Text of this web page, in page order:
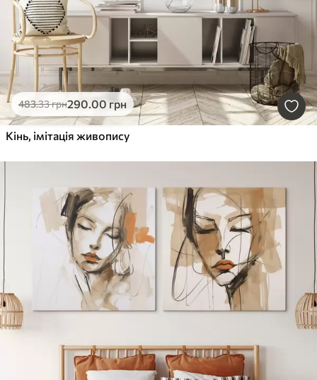
483.33грн290.00 грн
Кінь, імітація живопису